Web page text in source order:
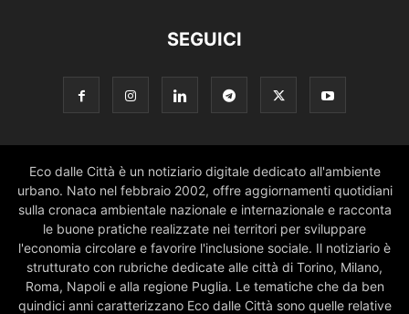
SEGUICI
Eco dalle Città è un notiziario digitale dedicato all'ambiente
urbano. Nato nel febbraio 2002, offre aggiornamenti quotidiani
sulla cronaca ambientale nazionale e internazionale e racconta
le buone pratiche realizzate nei territori per sviluppare
l'economia circolare e favorire l'inclusione sociale. Il notiziario è
strutturato con rubriche dedicate alle città di Torino, Milano,
Roma, Napoli e alla regione Puglia. Le tematiche che da ben
quindici anni caratterizzano Eco dalle Città sono quelle relative